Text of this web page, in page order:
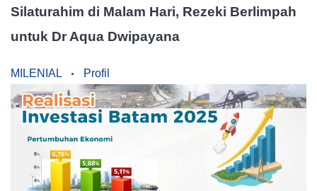
Silaturahim di Malam Hari, Rezeki Berlimpah
untuk Dr Aqua Dwipayana
MILENIAL Profil